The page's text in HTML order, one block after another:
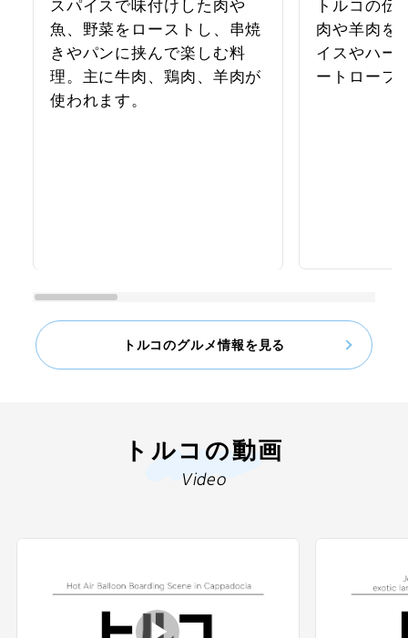
スパイスで味付けした肉や
魚、野菜をローストし、串焼
きやパンに挟んで楽しむ料
理。主に牛肉、鶏肉、羊肉が
使われます。
トルコの伝
肉や羊肉を
イスやハー
ートローフ
トルコのグルメ情報を見る
トルコの動画
Video